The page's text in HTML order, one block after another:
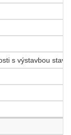
s výstavbou